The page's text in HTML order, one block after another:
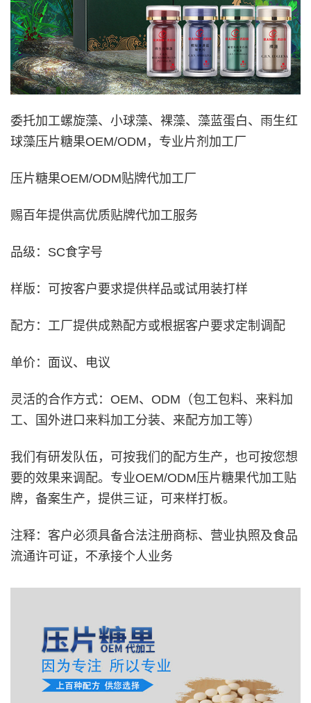
委托加工螺旋藻、小球藻、裸藻、藻蓝蛋白、雨生红
球藻压片糖果OEM/ODM，专业片剂加工厂
压片糖果OEM/ODM贴牌代加工厂
赐百年提供高优质贴牌代加工服务
品级：SC食字号
样版：可按客户要求提供样品或试用装打样
配方：工厂提供成熟配方或根据客户要求定制调配
单价：面议、电议
灵活的合作方式：OEM、ODM（包工包料、来料加
工、国外进口来料加工分装、来配方加工等）
我们有研发队伍，可按我们的配方生产，也可按您想
要的效果来调配。专业OEM/ODM压片糖果代加工贴
牌，备案生产，提供三证，可来样打板。
注释：客户必须具备合法注册商标、营业执照及食品
流通许可证，不承接个人业务